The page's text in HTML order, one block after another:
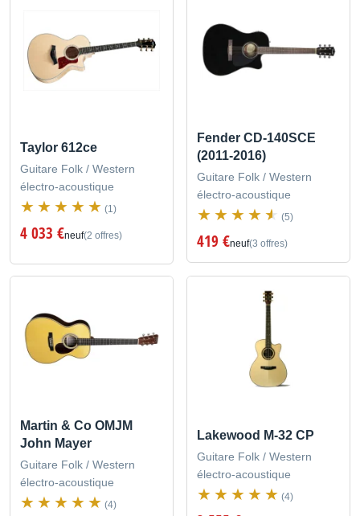
Taylor 612ce
Guitare Folk / Western
électro-acoustique
(1)
4 033 €neuf(2 offres)
Fender CD-140SCE
(2011-2016)
Guitare Folk / Western
électro-acoustique
(5)
419 €neuf(3 offres)
Martin & Co OMJM
John Mayer
Guitare Folk / Western
électro-acoustique
(4)
Lakewood M-32 CP
Guitare Folk / Western
électro-acoustique
(4)